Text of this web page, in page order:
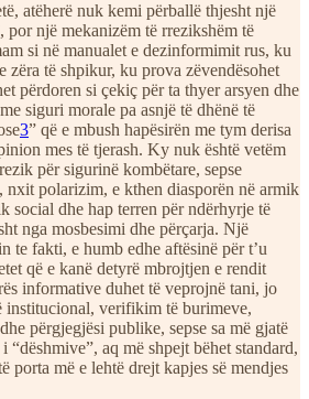
atëherë nuk kemi përballë thjesht një
por një mekanizëm të rrezikshëm të
si në manualet e dezinformimit rus, ku
zëra të shpikur, ku prova zëvendësohet
përdoren si çekiç për ta thyer arsyen dhe
siguri morale pa asnjë të dhënë të
3” që e mbush hapësirën me tym derisa
mes të tjerash. Ky nuk është vetëm
për sigurinë kombëtare, sepse
polarizim, e kthen diasporën në armik
social dhe hap terren për ndërhyrje të
nga mosbesimi dhe përçarja. Një
te fakti, e humb edhe aftësinë për t’u
që e kanë detyrë mbrojtjen e rendit
informative duhet të veprojnë tani, jo
institucional, verifikim të burimeve,
përgjegjësi publike, sepse sa më gjatë
aq më shpejt bëhet standard,
porta më e lehtë drejt kapjes së mendjes